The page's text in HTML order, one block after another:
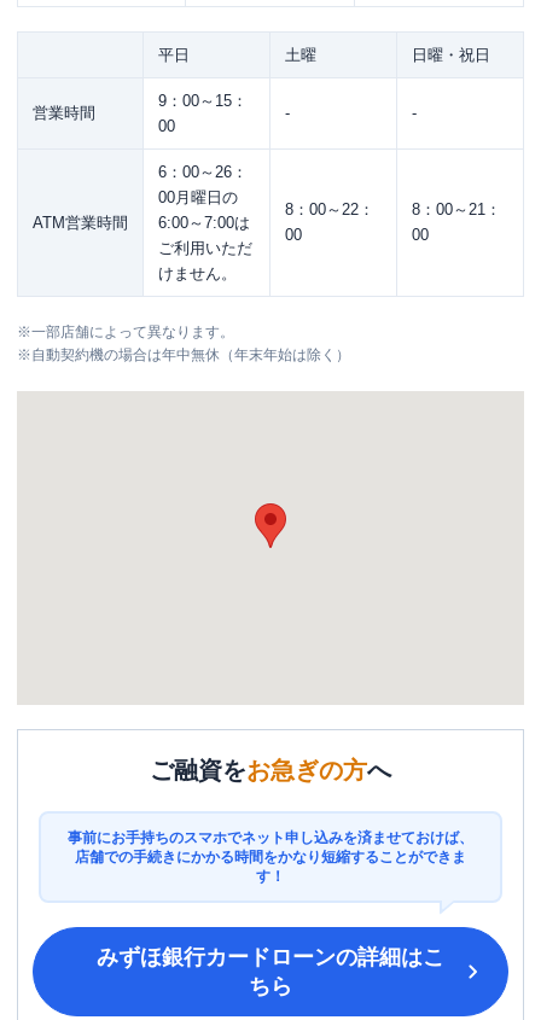
平日 土曜 日曜・祝日
営業時間
9：00～15：
00
- -
ATM営業時間
6：00～26：
00月曜日の
6:00～7:00は
ご利用いただ
けません。
8：00～22：
00
8：00～21：
00
※一部店舗によって異なります。
※自動契約機の場合は年中無休（年末年始は除く）
ご融資をお急ぎの方へ
事前にお手持ちのスマホでネット申し込みを済ませておけば、
店舗での手続きにかかる時間をかなり短縮することができま
す！
みずほ銀行カードローンの詳細はこ
ちら